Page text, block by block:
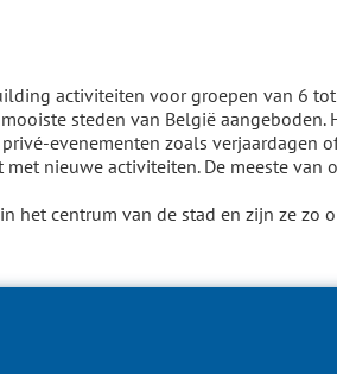
activiteiten voor groepen van 6
steden van België
evenementen zoals
nieuwe activiteiten. De meeste van
centrum van de stad en zijn ze